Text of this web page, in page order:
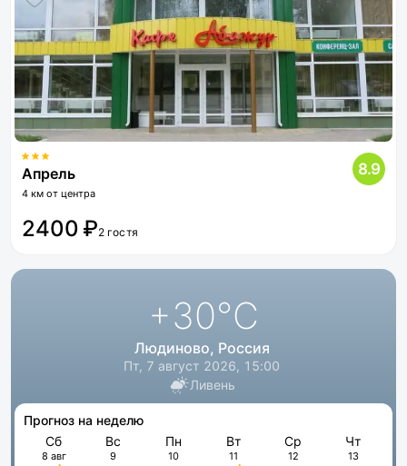
Апрель
4 км от центра
8.9
2400 ₽2 гостя
+30°C
Людиново, Россия
Пт, 7 август 2026, 15:00
Ливень
Прогноз на неделю
Сб
8 авг
Вс
9
Пн
10
Вт
11
Ср
12
Чт
13